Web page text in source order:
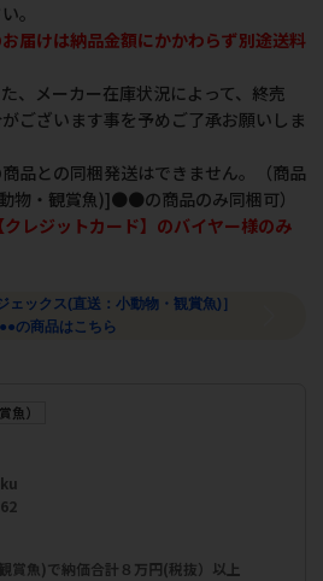
。
届けは納品金額にかかわらず別途送料
、メーカー在庫状況によって、終売
がございます事を予めご了承お願いしま
品との同梱発送はできません。（商品
物・観賞魚)]●●の商品のみ同梱可）
レジットカード】のバイヤー様のみ
ェックス(直送：小動物・観賞魚)］
●●の商品はこちら
魚）
賞魚)で納価合計８万円(税抜）以上